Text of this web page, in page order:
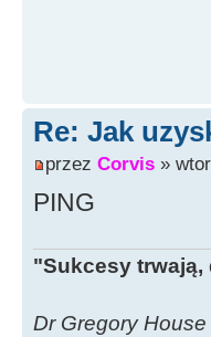
Re: Jak
przez Corvis »
PING
"Sukcesy
Dr Gregory House